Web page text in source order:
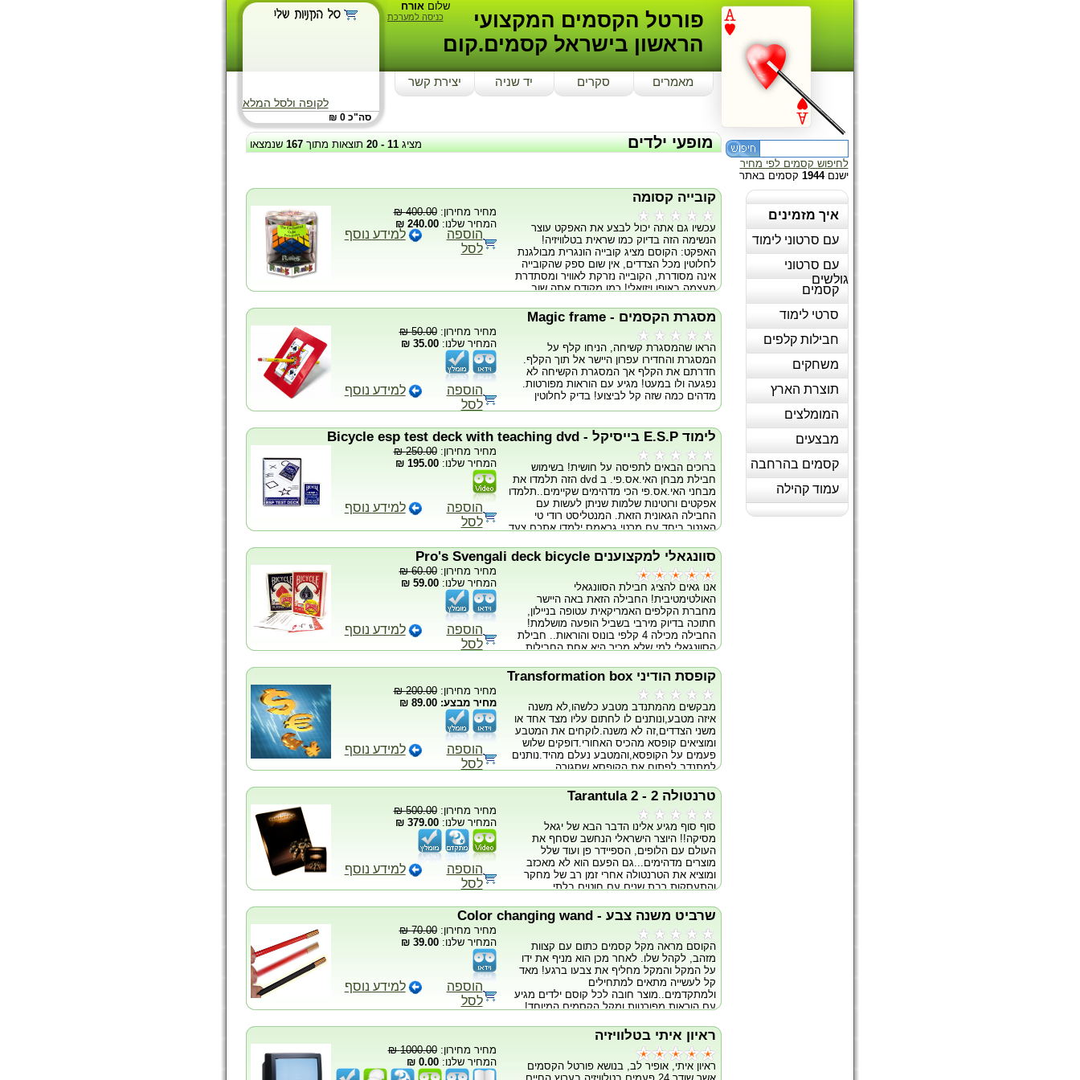
לקופה ולסל המלא
סה"כ 0 ₪
שלוםאורח
כניסה למערכת
פורטל הקסמים המקצועי
הראשון בישראל קסמים.קום
מאמרים סקרים יד שניה יצירת קשר
לחיפוש קסמים לפי מחיר
ישנם1944 קסמים באתר
איך מזמינים
עם סרטוני לימוד
עם סרטוני
גולשים
קסמים
סרטי לימוד
חבילות קלפים
משחקים
תוצרת הארץ
המומלצים
מבצעים
קסמים בהרחבה
עמוד קהילה
מציג11
-
20 תוצאות מתוך167שנמצאו מופעי ילדים
קובייה קסומה
עכשיו גם אתה יכול לבצע את האפקט עוצר
הנשימה הזה בדיוק כמו שראית בטלוויזיה!
האפקט: הקוסם מציג קובייה הונגרית מבולגנת
לחלוטין מכל הצדדים, אין שום ספק שהקובייה
אינה מסודרת, הקובייה נזרקת לאוויר ומסתדרת
מעצמה באופן ויזואלי! כמו מקודם אתה שוב
לגמרי! האפקט יכול להתבצע אל מול עיניו
הבוחנות של מתנדב אחד או מול קהל של 1000
אנשים, האתחול מתבצע בשניות מה שמאפשר
לך לעשות את זה במסעדות שולחן אחרי שולחן..
מגיע עם קובייה הונגרית מקורית, סטנד מיוחד
והוראות מפורטות.
מחיר מחירון:400.00 ₪
המחיר שלנו:240.00 ₪
הוספה
לסל
למידע נוסף
מסגרת הקסמים - Magic frame
הראו שהמסגרת קשיחה, הניחו קלף על
המסגרת והחדירו עפרון היישר אל תוך הקלף.
חדרתם את הקלף אך המסגרת הקשיחה לא
נפגעה ולו במעט! מגיע עם הוראות מפורטות.
מדהים כמה שזה קל לביצוע! בדיק לחלוטין
מחיר מחירון:50.00 ₪
המחיר שלנו:35.00 ₪
הוספה
לסל
למידע נוסף
לימוד E.S.P בייסיקל - Bicycle esp test deck with teaching dvd
ברוכים הבאים לתפיסה על חושית! בשימוש
חבילת מבחן האי.אס.פי. ב dvd הזה תלמדו את
מבחני האי.אס.פי הכי מדהימים שקיימים..תלמדו
אפקטים ורוטינות שלמות שניתן לעשות עם
החבילה הגאונית הזאת. המנטליסט רודי טי
האנטר ביחד עם מרטי גראמס ילמדו אתכם צעד
להשתמש בקלפים הללו. החבילה הזאת תאפשר
לכם לבצע מנטליזם, פרה-פסיכולוגיה ואפילו
סטים שחורים של חמשת הצורות המוכרות (
עיגול, פלוס, גלים, ריבוע וכוכב) 2 סטים כחולים
2 סטים ירוקים סט כתום סט צהוב שישה קלפי
בונוס שכל אחד מייצג מספר אחר בין 6-11
האפקטים הנלמדים: Overview of the Deck
The Basics The Shiner Encore Card Stab
Rudy T. Hunter: The Prediction The Box
Prediction The Bet Pre-Show Effect Match,
No Match The Vibe Two of a Kind Ultimate
Match-Up Rudy T. Hunter's Simple Easy
ESP Out of this World Black and Blue
מחיר מחירון:250.00 ₪
המחיר שלנו:195.00 ₪
הוספה
לסל
למידע נוסף
סוונגאלי למקצוענים Pro's Svengali deck bicycle
אנו גאים להציג חבילת הסוונגאלי
האולטימטיבית! החבילה הזאת באה היישר
מחברת הקלפים האמריקאית עטופה בניילון,
חתוכה בדיוק מירבי בשביל הופעה מושלמת!
החבילה מכילה 4 קלפי בונוס והוראות.. חבילת
הסוונגאלי למי שלא מכיר היא אחת החבילות
אפקטים מדהימים שניתן לעשות! חובה לכל
קוסם!
מחיר מחירון:60.00 ₪
המחיר שלנו:59.00 ₪
הוספה
לסל
למידע נוסף
קופסת הודיני Transformation box
מבקשים מהמתנדב מטבע כלשהו,לא משנה
איזה מטבע,ונותנים לו לחתום עליו מצד אחד או
משני הצדדים,זה לא משנה.לוקחים את המטבע
ומוציאים קופסא מהכיס האחורי.דופקים שלוש
פעמים על הקופסא,והמטבע נעלם מהיד.נותנים
למתנדב לפתוח את הקופסא שסגורה
בגומיות,המתנדב מתבקש לפתוח גם
אותה,בתוכה יש שק קטן,שקשור בגומייה גם
הוא,מבקשים מהמתנדב לפתוח גם את
השק,והמטבע החתום שלו מופיע בתוך השק.
קסם עם אפקט מדהים,וקל לעשייה. כעת
במבצע, ראו סירטון
מחיר מחירון:200.00 ₪
מחיר מבצע: 89.00 ₪
הוספה
לסל
למידע נוסף
טרנטולה 2 - 2 Tarantula
סוף סוף מגיע אלינו הדבר הבא של יגאל
מסיקה!! היוצר הישראלי הנחשב שסחף את
העולם עם הלופים, הספיידר פן ועוד שלל
מוצרים מדהימים...גם הפעם הוא לא מאכזב
ומוציא את הטרנטולה אחרי זמן רב של מחקר
והתעסקות רבת שנים עם חוטים בלתי
שראיתם..הכל נראה משחק ילדים ליד זה,
האפשרויות הן בלתי מוגבלות! בעזרת הטרנטולה
תוכלו להשאיל ממתנדב זר לגמרי ברחוב, טבעת
ופשוט לגרום לה לרחף להסתחרר באוויר מיד
ליד ולנחות באצבעו של המתנדב! נשמע בלתי
אפשרי? תחשבו שוב.. הכל כל כך פשוט... זהו
הדבר המקצועי ביותר שיצא לשוק הגימיק הוא
פשוט גאוני וובלתי נראה, תוכלו להראות את
הידיים שלכם ריקות לכל אורך האפקט..האיתחול
בעזרת הטרנטולה תוכלו לבצע אינספור אפקטים
וה- dvd שתקבלו עם המוצר יראה לכם צעד אחר
צעד שלל של אפקטים מדהימים בהדרכתו של
לא אחר מאשר יגאל מסיקה בכבודו ובעצמו! בין
מחיר מחירון:500.00 ₪
המחיר שלנו:379.00 ₪
הוספה
לסל
למידע נוסף
שרביט משנה צבע - Color changing wand
הקוסם מראה מקל קסמים כתום עם קצוות
מזהב, לקהל שלו. לאחר מכן הוא מניף את ידו
על המקל והמקל מחליף את צבעו ברגע! מאד
קל לעשייה מתאים למתחילים
ולמתקדמים..מוצר חובה לכל קוסם ילדים מגיע
עם הוראות מפורטות ומקל הקסמים המיוחד!
מחיר מחירון:70.00 ₪
המחיר שלנו:39.00 ₪
הוספה
לסל
למידע נוסף
ראיון איתי בטלוויזיה
ראיון איתי, אופיר לב, בנושא פורטל הקסמים
מחיר מחירון:1000.00 ₪
המחיר שלנו:0.00 ₪